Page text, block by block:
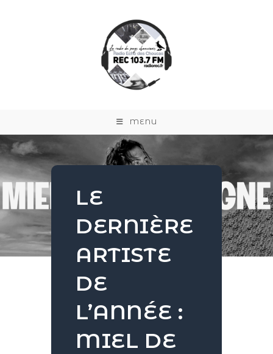
MENU
LE
DERNIÈRE
ARTISTE
DE
L’ANNÉE :
MIEL DE